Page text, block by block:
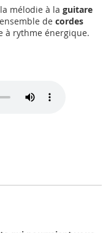
mélodie à la guitare
de cordes
à rythme énergique.